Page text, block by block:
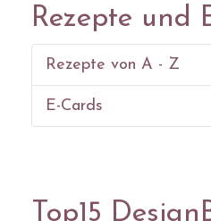
Rezepte und
Rezepte von A - Z
E-Cards
Top15